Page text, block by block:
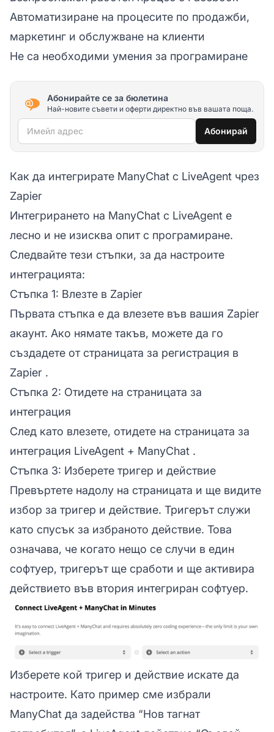
Автоматизиране на процесите по продажби,
маркетинг и обслужване на клиенти
Не са необходими умения за програмиране
Абонирайте се за бюлетина
Най-новите съвети и оферти директно във вашата поща.
Имейл адрес Абонирай
Как да интегрирате ManyChat с LiveAgent чрез
Zapier
Интегрирането на ManyChat с LiveAgent е
лесно и не изисква опит с програмиране.
Следвайте тези стъпки, за да настроите
интеграцията:
Стъпка 1: Влезте в Zapier
Първата стъпка е да влезете във вашия Zapier
акаунт. Ако нямате такъв, можете да го
създадете от страницата за регистрация в
Zapier .
Стъпка 2: Отидете на страницата за
интеграция
След като влезете, отидете на страницата за
интеграция LiveAgent + ManyChat .
Стъпка 3: Изберете тригер и действие
Превъртете надолу на страницата и ще видите
избор за тригер и действие. Тригерът служи
като спусък за избраното действие. Това
означава, че когато нещо се случи в един
софтуер, тригерът ще сработи и ще активира
действието във втория интегриран софтуер.
Изберете кой тригер и действие искате да
настроите. Като пример сме избрали
ManyChat да задейства “Нов тагнат